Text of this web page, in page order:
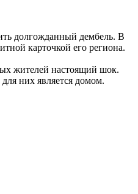
долгожданный дембель. В
карточкой его региона.
жителей настоящий шок.
них является домом.